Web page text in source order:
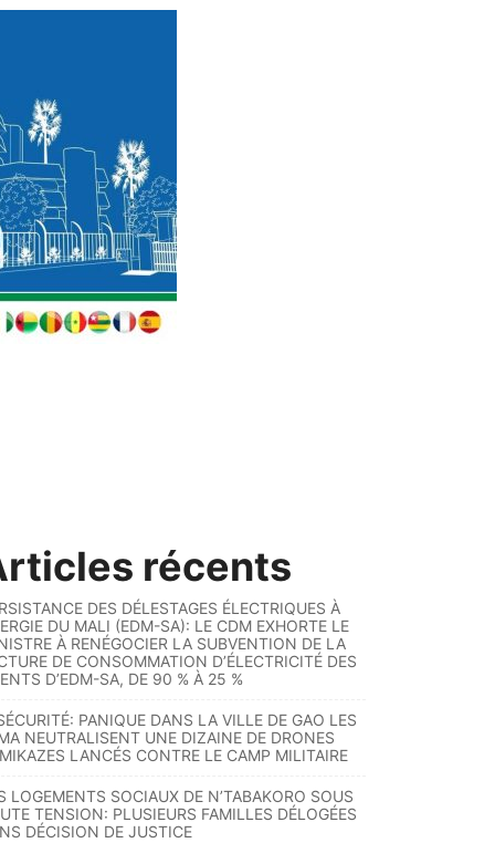
récents
DES DÉLESTAGES ÉLECTRIQUES À
DU MALI (EDM-SA): LE CDM EXHORTE LE
À RENÉGOCIER LA SUBVENTION DE LA
DE CONSOMMATION D’ÉLECTRICITÉ DES
D’EDM-SA, DE 90 % À 25 %
PANIQUE DANS LA VILLE DE GAO LES
NEUTRALISENT UNE DIZAINE DE DRONES
LANCÉS CONTRE LE CAMP MILITAIRE
LOGEMENTS SOCIAUX DE N’TABAKORO SOUS
TENSION: PLUSIEURS FAMILLES DÉLOGÉES
DÉCISION DE JUSTICE